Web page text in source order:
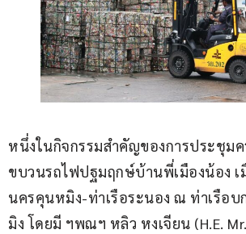
หนึ่งในกิจกรรมสำคัญของการประชุม
ขบวนรถไฟปฐมฤกษ์บ้านพี่เมืองน้อง
นครคุนหมิง-ท่าเรือระนอง ณ ท่าเรือบ
มิง โดยมี ฯพณฯ หลิว หงเจียน (H.E.